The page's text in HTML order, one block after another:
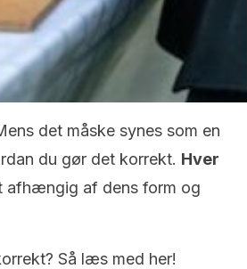
det måske synes som en
du gør det korrekt. Hver
afhængig af dens form og
Så læs med her!